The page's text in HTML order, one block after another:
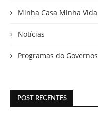
Minha Casa Minha Vida
Notícias
Programas do Governos
POST RECENTES